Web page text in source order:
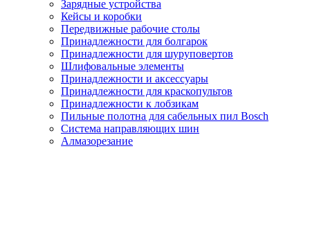
Зарядные устройства
Кейсы и коробки
Передвижные рабочие столы
Принадлежности для болгарок
Принадлежности для шуруповертов
Шлифовальные элементы
Принадлежности и аксессуары
Принадлежности для краскопультов
Принадлежности к лобзикам
Пильные полотна для сабельных пил Bosch
Система направляющих шин
Алмазорезание